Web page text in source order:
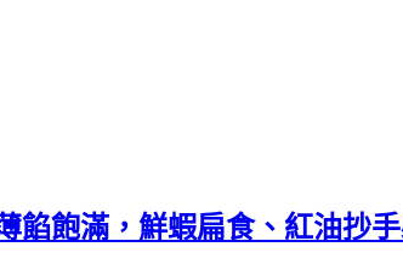
飽滿，鮮蝦扁食、紅油抄手